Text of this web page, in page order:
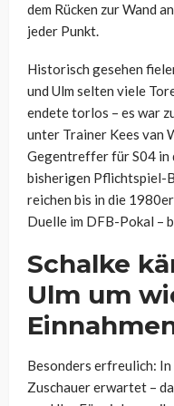
dem Rücken zur Wand
jeder Punkt.
Historisch gesehen
und Ulm selten viele
endete torlos – es war
unter Trainer Kees van
Gegentreffer für S04 in
bisherigen Pflichtspiel-
reichen bis in die
Duelle im DFB-Pokal –
Schalke
Ulm um
Besonders erfreulich:
Zuschauer erwartet –